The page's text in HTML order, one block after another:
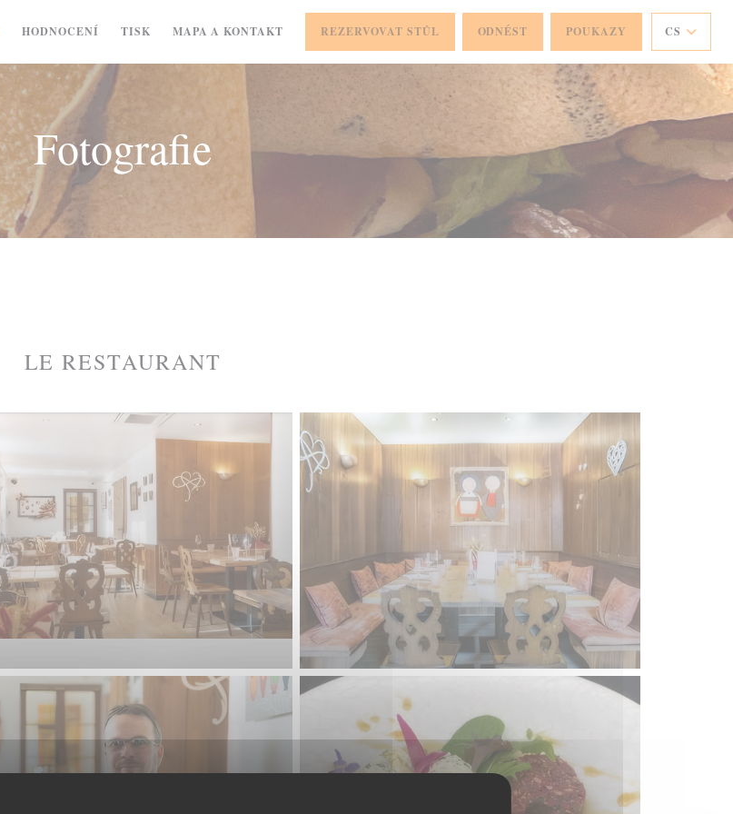
HODNOCENÍ TISK MAPA A KONTAKT REZERVOVAT STŮL ODNÉST POUKAZY CS
Fotografie
LE RESTAURANT